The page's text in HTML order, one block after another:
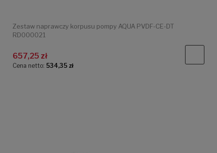
Zestaw naprawczy korpusu pompy AQUA PVDF-CE-DT
RD000021
657,25 zł
Cena netto: 534,35 zł